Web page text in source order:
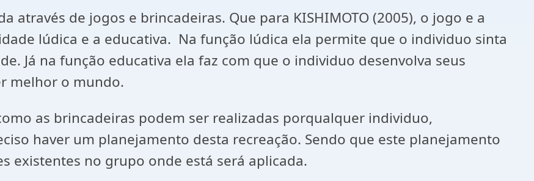
através de jogos e brincadeiras. Que para KISHIMOTO (2005), o jogo e a
lúdica e a educativa. Na função lúdica ela permite que o individuo sinta
Já na função educativa ela faz com que o individuo desenvolva seus
melhor o mundo.
as brincadeiras podem ser realizadas porqualquer individuo,
haver um planejamento desta recreação. Sendo que este planejamento
existentes no grupo onde está será aplicada.